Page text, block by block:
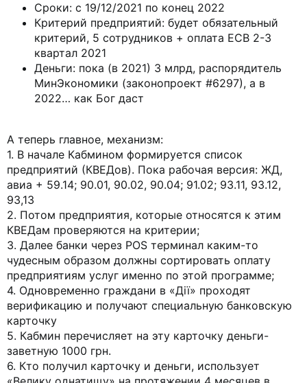
Сроки: с 19/12/2021 по конец 2022
Критерий предприятий: будет обязательный
критерий, 5 сотрудников + оплата ЕСВ 2-3
квартал 2021
Деньги: пока (в 2021) 3 млрд, распорядитель
МинЭкономики (законопроект #6297), а в
2022… как Бог даст
А теперь главное, механизм:
1. В начале Кабмином формируется список
предприятий (КВЕДов). Пока рабочая версия: ЖД,
авиа + 59.14; 90.01, 90.02, 90.04; 91.02; 93.11, 93.12,
93,13
2. Потом предприятия, которые относятся к этим
КВЕДам проверяются на критерии;
3. Далее банки через POS терминал каким-то
чудесным образом должны сортировать оплату
предприятиям услуг именно по этой программе;
4. Одновременно граждани в «Дії» проходят
верификацию и получают специальную банковскую
карточку
5. Кабмин перечисляет на эту карточку деньги-
заветную 1000 грн.
6. Кто получил карточку и деньги, использует